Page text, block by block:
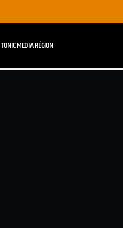
TONIC MEDIA RÉGION